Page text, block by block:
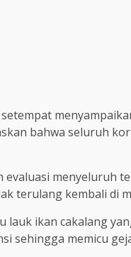
bahwa seluruh
menyeluruh
terulang kembali di
lauk ikan cakalang
sehingga memicu